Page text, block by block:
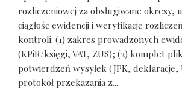
rozliczeniowej za obsługiwane okresy,
ciągłość ewidencji i weryfikację
kontroli: (1) zakres prowadzonych
(KPiR/księgi, VAT, ZUS); (2) komplet
potwierdzeń wysyłek (JPK, deklaracje,
protokół przekazania z...